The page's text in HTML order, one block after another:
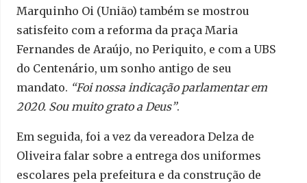
Marquinho Oi (União) também se mostrou
satisfeito com a reforma da praça Maria
Fernandes de Araújo, no Periquito, e com a UBS
do Centenário, um sonho antigo de seu
mandato. “Foi nossa indicação parlamentar em
2020. Sou muito grato a Deus”.
Em seguida, foi a vez da vereadora Delza de
Oliveira falar sobre a entrega dos uniformes
escolares pela prefeitura e da construção de